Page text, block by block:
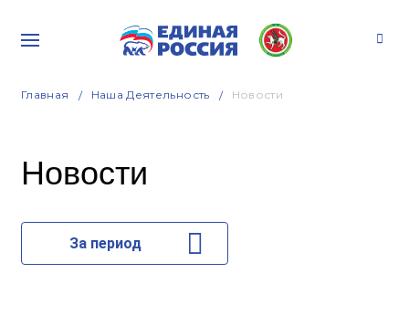
Главная Наша Деятельность Новости
Новости
За период